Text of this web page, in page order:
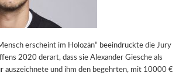
erscheint im Holozän“ beeindruckte die Jury
2020 derart, dass sie Alexander Giesche als
auszeichnete und ihm den begehrten, mit 10000 €